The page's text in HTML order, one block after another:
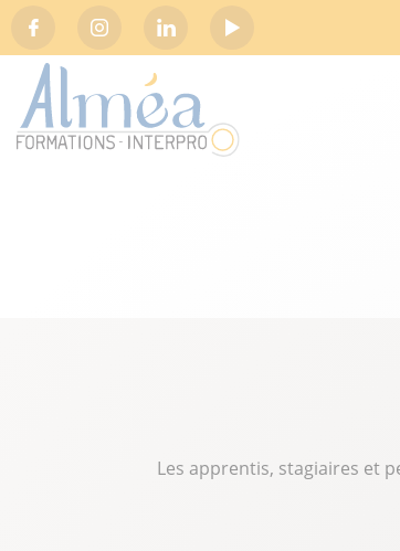
Social
Les apprentis, stagiaires et